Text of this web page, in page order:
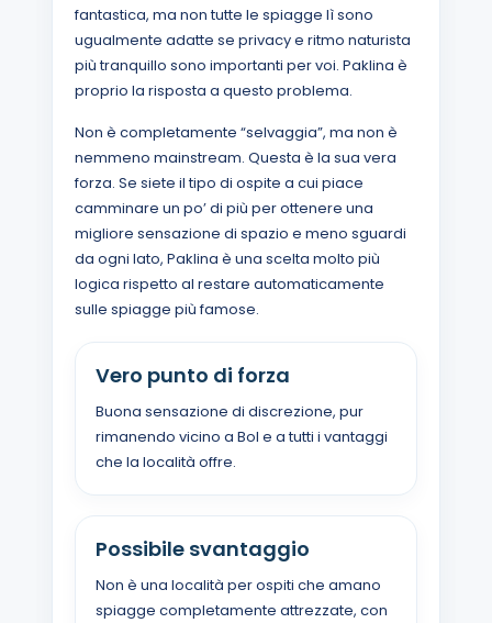
fantastica, ma non tutte le spiagge lì sono
ugualmente adatte se privacy e ritmo naturista
più tranquillo sono importanti per voi. Paklina è
proprio la risposta a questo problema.
Non è completamente “selvaggia”, ma non è
nemmeno mainstream. Questa è la sua vera
forza. Se siete il tipo di ospite a cui piace
camminare un po’ di più per ottenere una
migliore sensazione di spazio e meno sguardi
da ogni lato, Paklina è una scelta molto più
logica rispetto al restare automaticamente
sulle spiagge più famose.
Vero punto di forza
Buona sensazione di discrezione, pur
rimanendo vicino a Bol e a tutti i vantaggi
che la località offre.
Possibile svantaggio
Non è una località per ospiti che amano
spiagge completamente attrezzate, con